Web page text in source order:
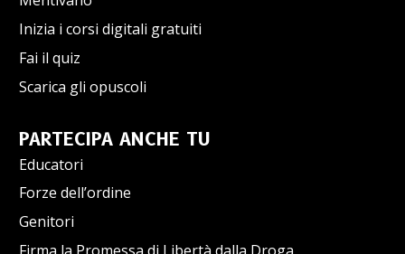
Inizia i corsi digitali gratuiti
Fai il quiz
Scarica gli opuscoli
PARTECIPA ANCHE TU
Educatori
Forze dell’ordine
Genitori